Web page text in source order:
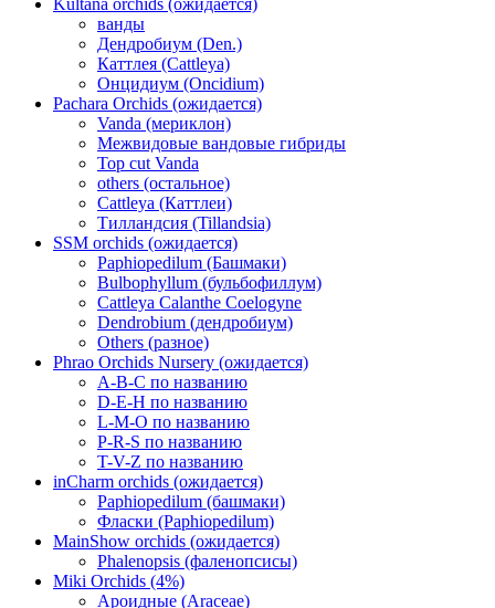
Kultana orchids (ожидается)
ванды
Дендробиум (Den.)
Каттлея (Cattleya)
Онцидиум (Oncidium)
Pachara Orchids (ожидается)
Vanda (мериклон)
Межвидовые вандовые гибриды
Top cut Vanda
others (остальное)
Cattleya (Каттлеи)
Тилландсия (Tillandsia)
SSM orchids (ожидается)
Paphiopedilum (Башмаки)
Bulbophyllum (бульбофиллум)
Cattleya Calanthe Coelogyne
Dendrobium (дендробиум)
Others (разное)
Phrao Orchids Nursery (ожидается)
A-B-C по названию
D-E-H по названию
L-M-O по названию
P-R-S по названию
T-V-Z по названию
inCharm orchids (ожидается)
Paphiopedilum (башмаки)
Фласки (Paphiopedilum)
MainShow orchids (ожидается)
Phalenopsis (фаленопсисы)
Miki Orchids (4%)
Ароидные (Araceae)